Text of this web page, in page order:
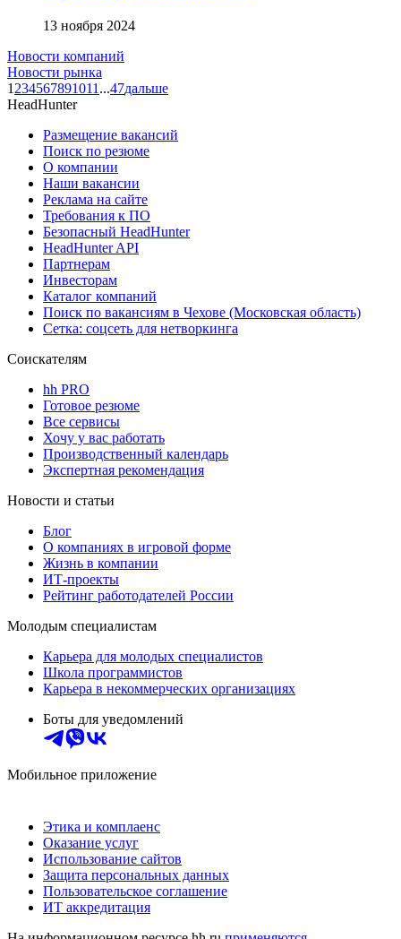
13 ноября 2024
Новости компаний
Новости рынка
1 234567891011 ...47дальше
HeadHunter
Размещение вакансий
Поиск по резюме
О компании
Наши вакансии
Реклама на сайте
Требования к ПО
Безопасный HeadHunter
HeadHunter API
Партнерам
Инвесторам
Каталог компаний
Поиск по вакансиям в Чехове (Московская область)
Сетка: соцсеть для нетворкинга
Соискателям
hh PRO
Готовое резюме
Все сервисы
Хочу у вас работать
Производственный календарь
Экспертная рекомендация
Новости и статьи
Блог
О компаниях в игровой форме
Жизнь в компании
ИТ-проекты
Рейтинг работодателей России
Молодым специалистам
Карьера для молодых специалистов
Школа программистов
Карьера в некоммерческих организациях
Боты для уведомлений
Мобильное приложение
Этика и комплаенс
Оказание услуг
Использование сайтов
Защита персональных данных
Пользовательское соглашение
ИТ аккредитация